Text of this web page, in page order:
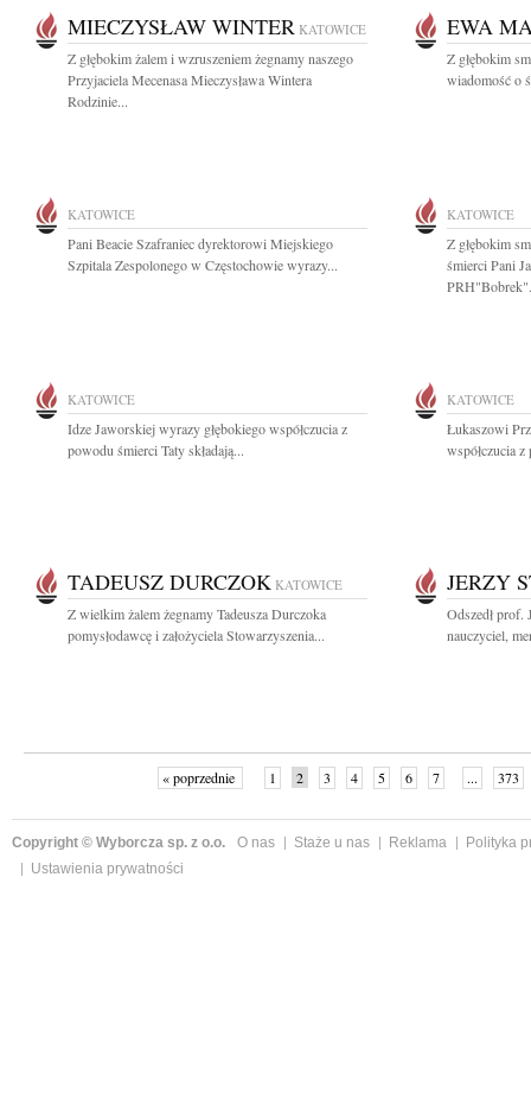
MIECZYSŁAW WINTER KATOWICE
Z głębokim żalem i wzruszeniem żegnamy naszego
Przyjaciela Mecenasa Mieczysława Wintera
Rodzinie...
EWA
Z głębokim
wiadomość o
KATOWICE
Pani Beacie Szafraniec dyrektorowi Miejskiego
Szpitala Zespolonego w Częstochowie wyrazy...
KATOWICE
Z głębokim
śmierci Pani
KATOWICE
Idze Jaworskiej wyrazy głębokiego współczucia z
powodu śmierci Taty składają...
KATOWICE
Łukaszowi
współczucia
TADEUSZ DURCZOK KATOWICE
Z wielkim żalem żegnamy Tadeusza Durczoka
pomysłodawcę i założyciela Stowarzyszenia...
JERZY
Odszedł
nauczyciel,
« poprzednie 1 2 3 4 5 6 7 ... 373
Copyright © Wyborcza sp. z o.o. O nas Staże u nas Reklama
Polityka
Ustawienia prywatności